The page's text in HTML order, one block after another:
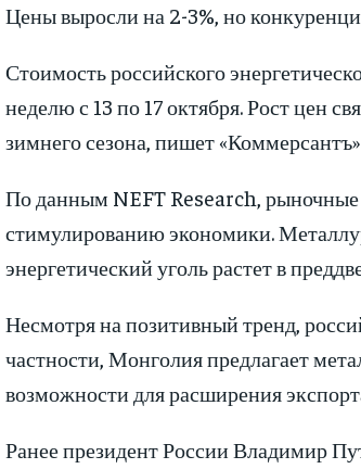
Цены выросли на 2-3%, но
Стоимость российского
неделю с 13 по 17 октября. Рост цен
зимнего сезона, пишет
По данным NEFT Research, рыночные
стимулированию экономики.
энергетический уголь растет в
Несмотря на позитивный тренд,
частности, Монголия предлагает
возможности для расширения
Ранее президент России Владимир